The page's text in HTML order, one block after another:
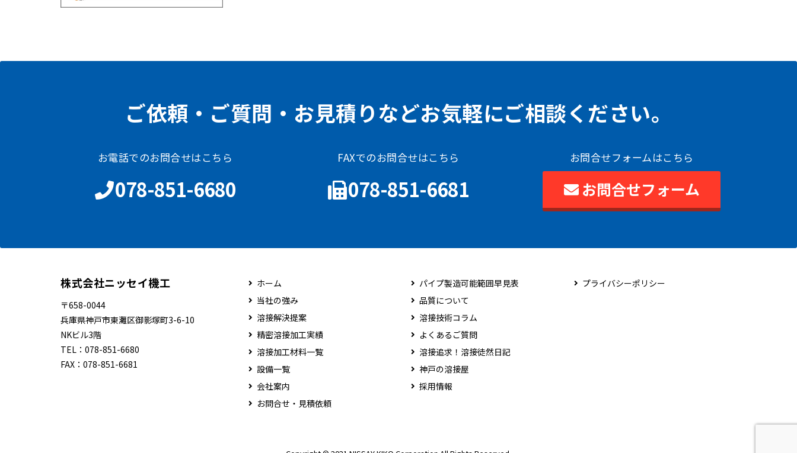
ご依頼・ご質問・お見積りなどお気軽にご相談ください。
お電話でのお問合せはこちら
078-851-6680
FAXでのお問合せはこちら
078-851-6681
お問合せフォームはこちら
お問合せフォーム
株式会社ニッセイ機工
〒658-0044
兵庫県神戸市東灘区御影塚町3-6-10
NKビル3階
TEL： 078-851-6680
FAX： 078-851-6681
ホーム
当社の強み
溶接解決提案
精密溶接加工実績
溶接加工材料一覧
設備一覧
会社案内
お問合せ・見積依頼
パイプ製造可能範囲早見表
品質について
溶接技術コラム
よくあるご質問
溶接追求！溶接徒然日記
神戸の溶接屋
採用情報
プライバシーポリシー